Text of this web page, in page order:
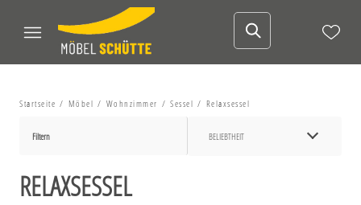
Startseite Möbel Wohnzimmer Sessel Relaxsessel
Filtern BELIEBTHEIT
RELAXSESSEL